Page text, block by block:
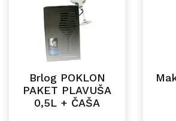
Brlog POKLON
PAKET PLAVUŠA
0,5L + ČAŠA